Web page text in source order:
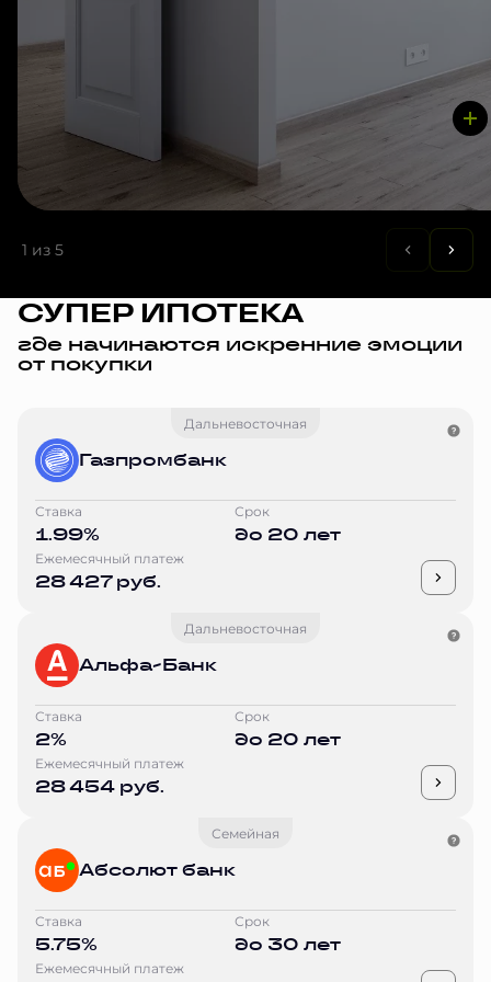
1 из 5
СУПЕР ИПОТЕКА
где начинаются искренние эмоции
от покупки
Дальневосточная
Газпромбанк
Ставка
1.99%
Срок
до 20 лет
Ежемесячный платеж
28 427 руб.
Дальневосточная
Альфа-Банк
Ставка
2%
Срок
до 20 лет
Ежемесячный платеж
28 454 руб.
Семейная
Абсолют банк
Ставка
5.75%
Срок
до 30 лет
Ежемесячный платеж